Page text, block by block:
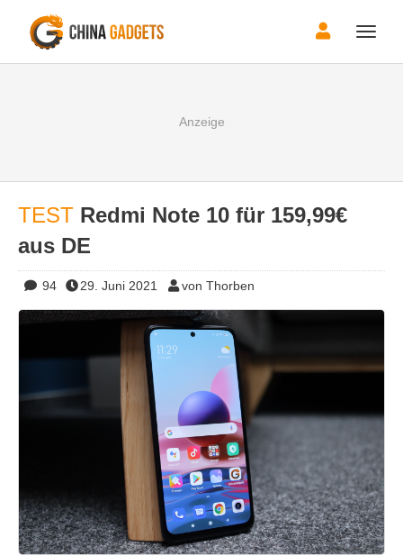
Toggle
TEST Redmi Note 10 für 159,99€
aus DE
94 29. Juni 2021 von Thorben